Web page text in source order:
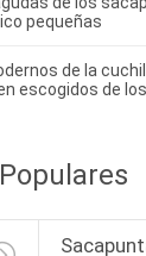
pequeñas
de la
escogidos de